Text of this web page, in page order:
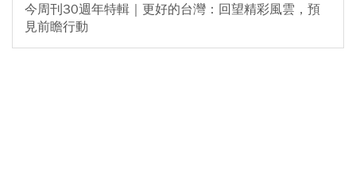
今周刊30週年特輯｜更好的台灣：回望精彩風雲，預
見前瞻行動